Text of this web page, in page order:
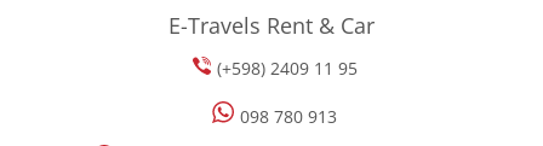
E-Travels Rent & Car
(+598) 2409 11 95
098 780 913